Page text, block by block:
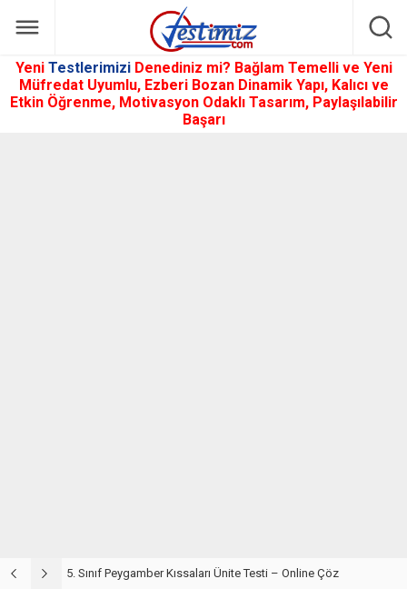
Yeni Testlerimizi Denediniz mi? Bağlam Temelli ve Yeni
Müfredat Uyumlu, Ezberi Bozan Dinamik Yapı, Kalıcı ve
Etkin Öğrenme, Motivasyon Odaklı Tasarım, Paylaşılabilir
Başarı
5. Sınıf Peygamber Kıssaları Ünite Testi – Online Çöz